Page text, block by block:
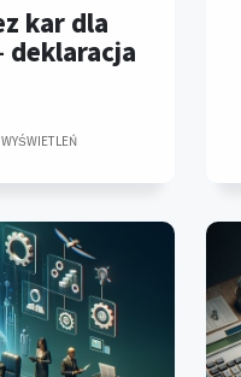
kar dla
deklaracja